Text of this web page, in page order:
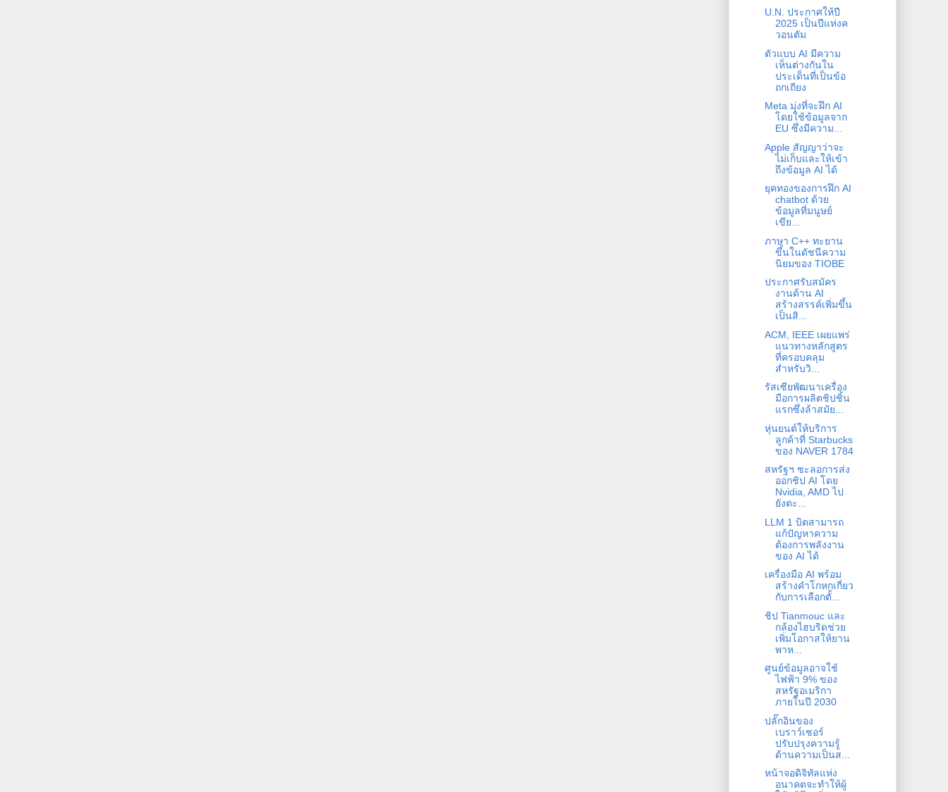
U.N. ประกาศให้ปี
2025 เป็นปีแห่งค
วอนตัม
ตัวแบบ AI มีความ
เห็นต่างกันใน
ประเด็นที่เป็นข้อ
ถกเถียง
Meta มุ่งที่จะฝึก AI
โดยใช้ข้อมูลจาก
EU ซึ่งมีความ...
Apple สัญญาว่าจะ
ไม่เก็บและให้เข้า
ถึงข้อมูล AI ได้
ยุคทองของการฝึก AI
chatbot ด้วย
ข้อมูลที่มนูษย์
เขีย...
ภาษา C++ ทะยาน
ขึ้นในดัชนีความ
นิยมของ TIOBE
ประกาศรับสมัคร
งานด้าน AI
สร้างสรรค์เพิ่มขึ้น
เป็นสิ...
ACM, IEEE เผยแพร่
แนวทางหลักสูตร
ที่ครอบคลุม
สำหรับวิ...
รัสเซียพัฒนาเครื่อง
มือการผลิตชิปชิ้น
แรกซึ่งล้าสมัย...
หุ่นยนต์ให้บริการ
ลูกค้าที่ Starbucks
ของ NAVER 1784
สหรัฐฯ ชะลอการส่ง
ออกชิป AI โดย
Nvidia, AMD ไป
ยังตะ...
LLM 1 บิตสามารถ
แก้ปัญหาความ
ต้องการพลังงาน
ของ AI ได้
เครื่องมือ AI พร้อม
สร้างคำโกหกเกี่ยว
กับการเลือกตั้...
ชิป Tianmouc และ
กล้องไฮบริดช่วย
เพิ่มโอกาสให้ยาน
พาห...
ศูนย์ข้อมูลอาจใช้
ไฟฟ้า 9% ของ
สหรัฐอเมริกา
ภายในปี 2030
ปลั๊กอินของ
เบราว์เซอร์
ปรับปรุงความรู้
ด้านความเป็นส...
หน้าจอดิจิทัลแห่ง
อนาคตจะทำให้ผู้